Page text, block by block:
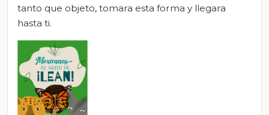
tanto que objeto, tomara esta forma y llegara
hasta ti.